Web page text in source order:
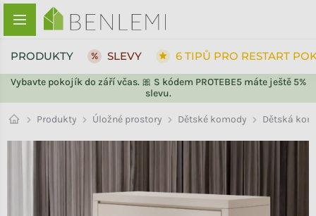
Přejít na obsah
Vybavte pokojík do září včas. 🎀 S kódem PROTEBE5 máte ještě 5%
slevu.
PRODUKTY SLEVY 6 TIPŮ PRO RESTART
Produkty Úložné prostory Dětské komody Dětská
ZPĚT DO OBCHODU
ZPĚT DO OBCHODU